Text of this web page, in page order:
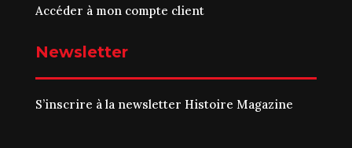
Accéder à mon compte client
Newsletter
S’inscrire à la newsletter Histoire Magazine